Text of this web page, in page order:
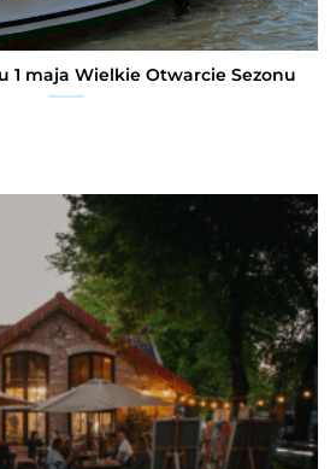
1 maja Wielkie Otwarcie Sezonu